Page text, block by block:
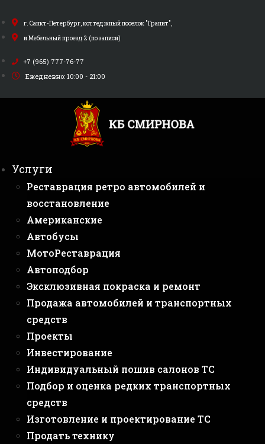
к
содержимому
г. Санкт-Петербург, коттеджный поселок "Гранит",
и Мебельный проезд 2 (по записи)
+7 (965) 777-76-77
Ежедневно: 10:00 - 21:00
Услуги
Реставрация ретро автомобилей и
восстановление
Американские
Автобусы
МотоРеставрация
Автоподбор
Эксклюзивная покраска и ремонт
Продажа автомобилей и транспортных
средств
Проекты
Инвестирование
Индивидуальный пошив салонов ТС
Подбор и оценка редких транспортных
средств
Изготовление и проектирование ТС
Продать технику